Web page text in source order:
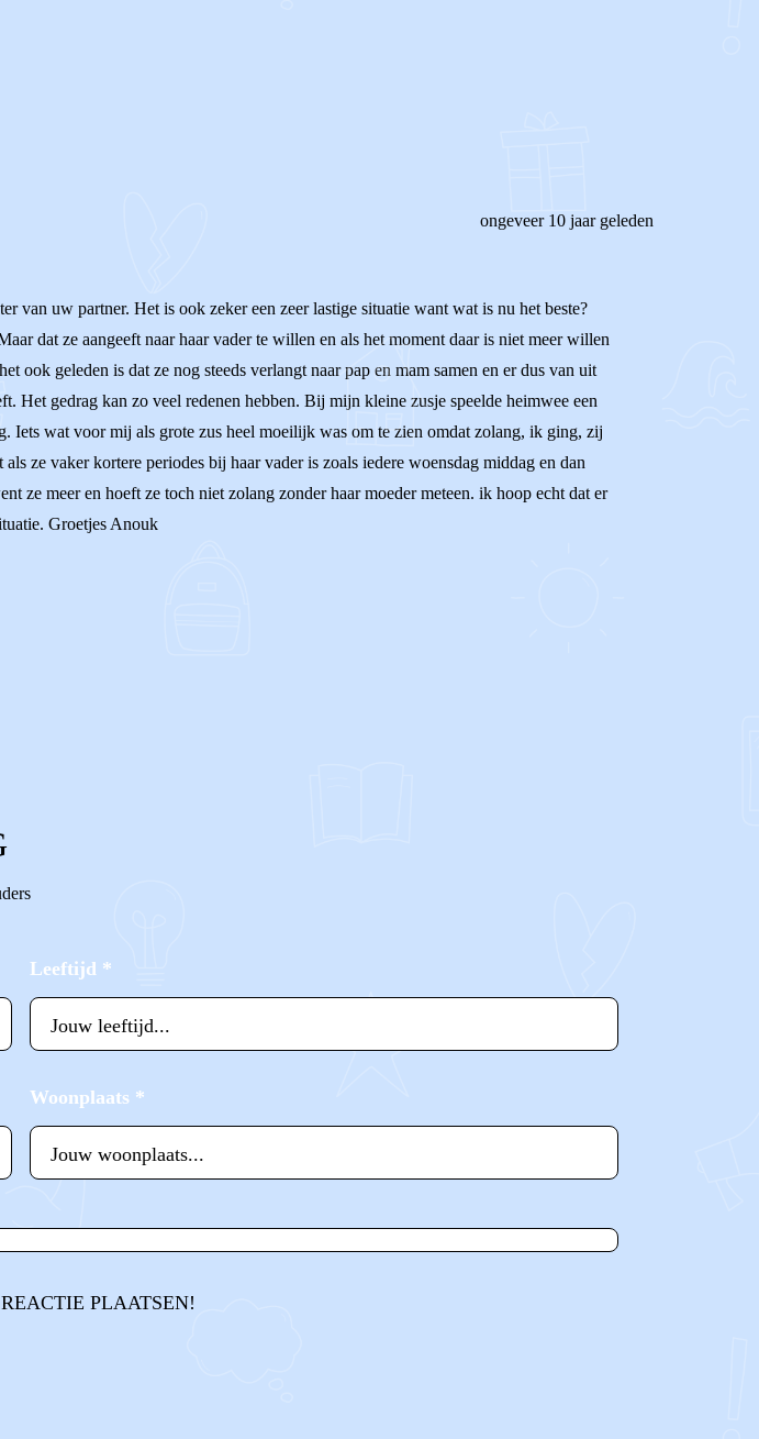
ongeveer 10 jaar geleden
uw partner. Het is ook zeker een zeer lastige situatie want wat is nu het beste?
dat ze aangeeft naar haar vader te willen en als het moment daar is niet meer willen
geleden is dat ze nog steeds verlangt naar pap en mam samen en er dus van uit
Het gedrag kan zo veel redenen hebben. Bij mijn kleine zusje speelde heimwee een
Iets wat voor mij als grote zus heel moeilijk was om te zien omdat zolang, ik ging, zij
ze vaker kortere periodes bij haar vader is zoals iedere woensdag middag en dan
ze meer en hoeft ze toch niet zolang zonder haar moeder meteen. ik hoop echt dat er
Groetjes Anouk
Leeftijd *
Woonplaats *
PLAATSEN!